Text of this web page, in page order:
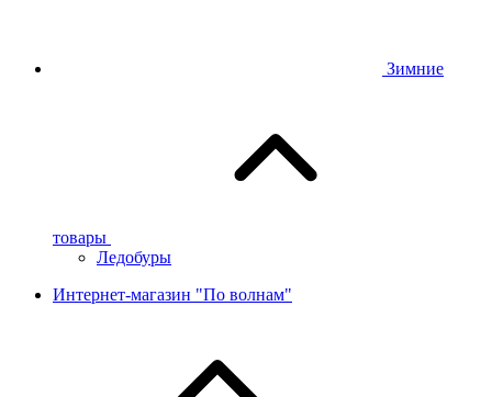
Зимние
товары
Ледобуры
Интернет-магазин "По волнам"